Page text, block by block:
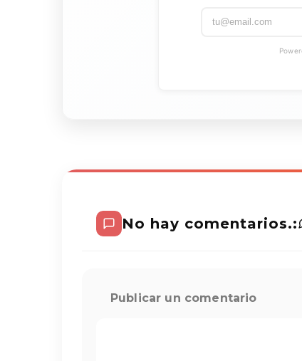
No hay comentarios.:
Publicar un comentario